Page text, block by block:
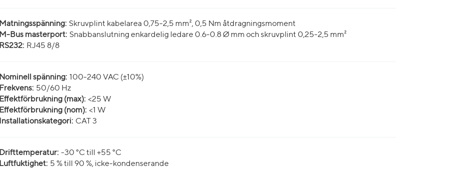
Matningsspänning: Skruvplint kabelarea 0,75-2,5 mm², 0,5 Nm åtdragningsmoment
M-Bus masterport: Snabbanslutning enkardelig ledare 0.6-0.8 Ø mm och skruvplint 0,25-2,5 mm²
RS232: RJ45 8/8
Nominell spänning: 100-240 VAC (±10%)
Frekvens: 50/60 Hz
Effektförbrukning (max): <25 W
Effektförbrukning (nom): <1 W
Installationskategori: CAT 3
Drifttemperatur: -30 °C till +55 °C
Luftfuktighet: 5 % till 90 %, icke-kondenserande